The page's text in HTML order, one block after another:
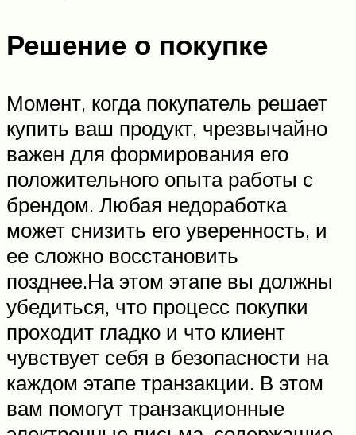
Решение о покупке
Момент, когда покупатель решает
купить ваш продукт, чрезвычайно
важен для формирования его
положительного опыта работы с
брендом. Любая недоработка
может снизить его уверенность, и
ее сложно восстановить
позднее.На этом этапе вы должны
убедиться, что процесс покупки
проходит гладко и что клиент
чувствует себя в безопасности на
каждом этапе транзакции. В этом
вам помогут транзакционные